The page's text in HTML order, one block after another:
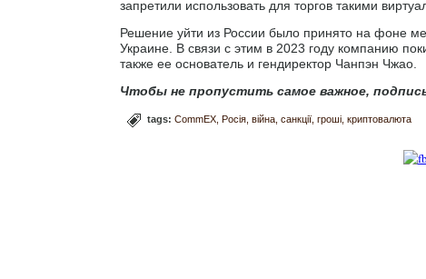
запретили использовать для торгов такими
Решение уйти из России было принято на фоне
Украине. В связи с этим в 2023 году компанию
также ее основатель и гендиректор Чанпэн Чжао.
Чтобы не пропустить самое важное,
tags: CommEX Росія війна санкції гроші криптовалюта